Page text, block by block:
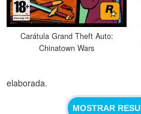
Carátula Grand Theft Auto:
Chinatown Wars
elaborada.
MOSTRAR